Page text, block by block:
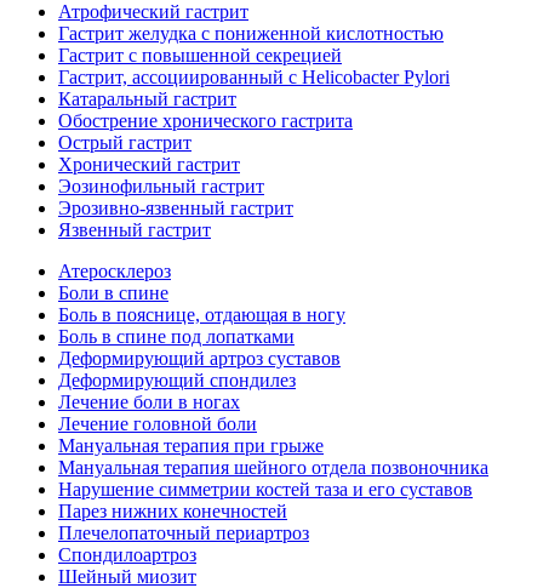
Атрофический гастрит
Гастрит желудка с пониженной кислотностью
Гастрит с повышенной секрецией
Гастрит, ассоциированный с Helicobacter Pylori
Катаральный гастрит
Обострение хронического гастрита
Острый гастрит
Хронический гастрит
Эозинофильный гастрит
Эрозивно-язвенный гастрит
Язвенный гастрит
Атеросклероз
Боли в спине
Боль в пояснице, отдающая в ногу
Боль в спине под лопатками
Деформирующий артроз суставов
Деформирующий спондилез
Лечение боли в ногах
Лечение головной боли
Мануальная терапия при грыже
Мануальная терапия шейного отдела позвоночника
Нарушение симметрии костей таза и его суставов
Парез нижних конечностей
Плечелопаточный периартроз
Спондилоартроз
Шейный миозит